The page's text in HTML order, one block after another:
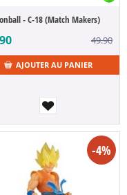
- C-18 (Match Makers)
49.90
AJOUTER AU PANIER
-4%